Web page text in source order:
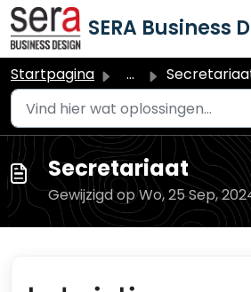
Doorgaan naar hoofdinhoud
Startpagina ...
Secretariaat
Gewijzigd op Wo, 25 Sep,